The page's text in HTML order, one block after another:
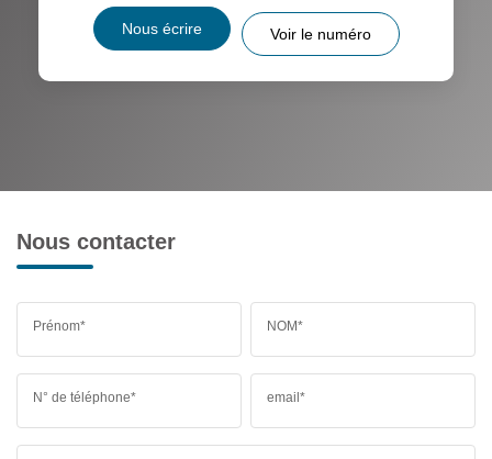
Nous écrire Voir le numéro
Nous contacter
Prénom* NOM*
N° de téléphone* email*